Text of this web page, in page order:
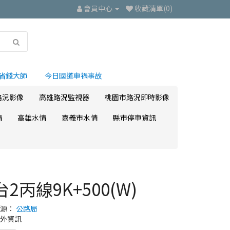
會員中心 收藏清單(0)
錢大師 今日國道車禍事故
影像 高雄路況監視器
桃園市路況即時影像
高雄水情 嘉義市水情 縣市停車資訊
2丙線9K+500(W)
： 公路局
資訊